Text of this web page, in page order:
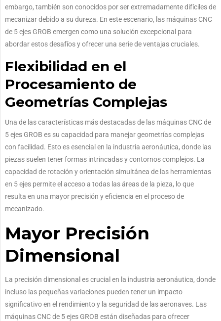
embargo, también son conocidos por ser extremadamente difíciles de
mecanizar debido a su dureza. En este escenario, las máquinas CNC
de 5 ejes GROB emergen como una solución excepcional para
abordar estos desafíos y ofrecer una serie de ventajas cruciales.
Flexibilidad en el
Procesamiento de
Geometrías Complejas
Una de las características más destacadas de las máquinas CNC de
5 ejes GROB es su capacidad para manejar geometrías complejas
con facilidad. Esto es esencial en la industria aeronáutica, donde las
piezas suelen tener formas intrincadas y contornos complejos. La
capacidad de rotación y orientación simultánea de las herramientas
en 5 ejes permite el acceso a todas las áreas de la pieza, lo que
resulta en una mayor precisión y eficiencia en el proceso de
mecanizado.
Mayor Precisión
Dimensional
La precisión dimensional es crucial en la industria aeronáutica, donde
incluso las pequeñas variaciones pueden tener un impacto
significativo en el rendimiento y la seguridad de las aeronaves. Las
máquinas CNC de 5 ejes GROB están diseñadas para ofrecer